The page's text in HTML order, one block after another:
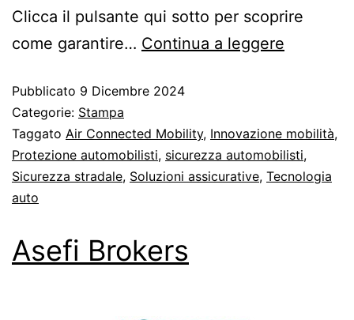
Clicca il pulsante qui sotto per scoprire
come garantire… Continua a leggere
Pubblicato 9 Dicembre 2024
Categorie: Stampa
Taggato Air Connected Mobility, Innovazione mobilità,
Protezione automobilisti, sicurezza automobilisti,
Sicurezza stradale, Soluzioni assicurative, Tecnologia
auto
Asefi Brokers